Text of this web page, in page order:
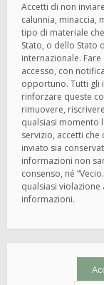
Accetti di non
calunnia, minaccia,
tipo di materiale
Stato, o dello Stato
internazionale.
accesso, con
opportuno. Tutti gli
rinforzare queste
rimuovere,
qualsiasi momento
servizio, accetti
inviato sia
informazioni non
consenso, né
qualsiasi
informazioni.